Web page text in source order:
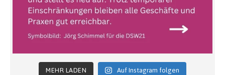
MEHR LADEN Auf Instagram folgen